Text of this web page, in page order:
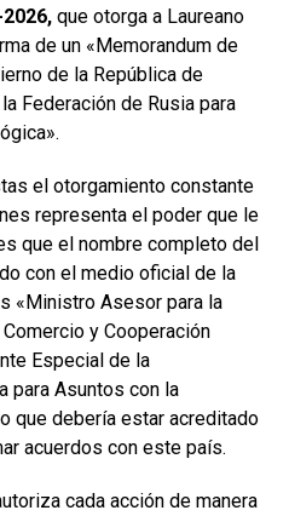
que otorga a Laureano
de un «Memorandum de
de la República de
Federación de Rusia para
el otorgamiento constante
representa el poder que le
que el nombre completo del
con el medio oficial de la
«Ministro Asesor para la
y Cooperación
Especial de la
para Asuntos con la
que debería estar acreditado
acuerdos con este país.
cada acción de manera